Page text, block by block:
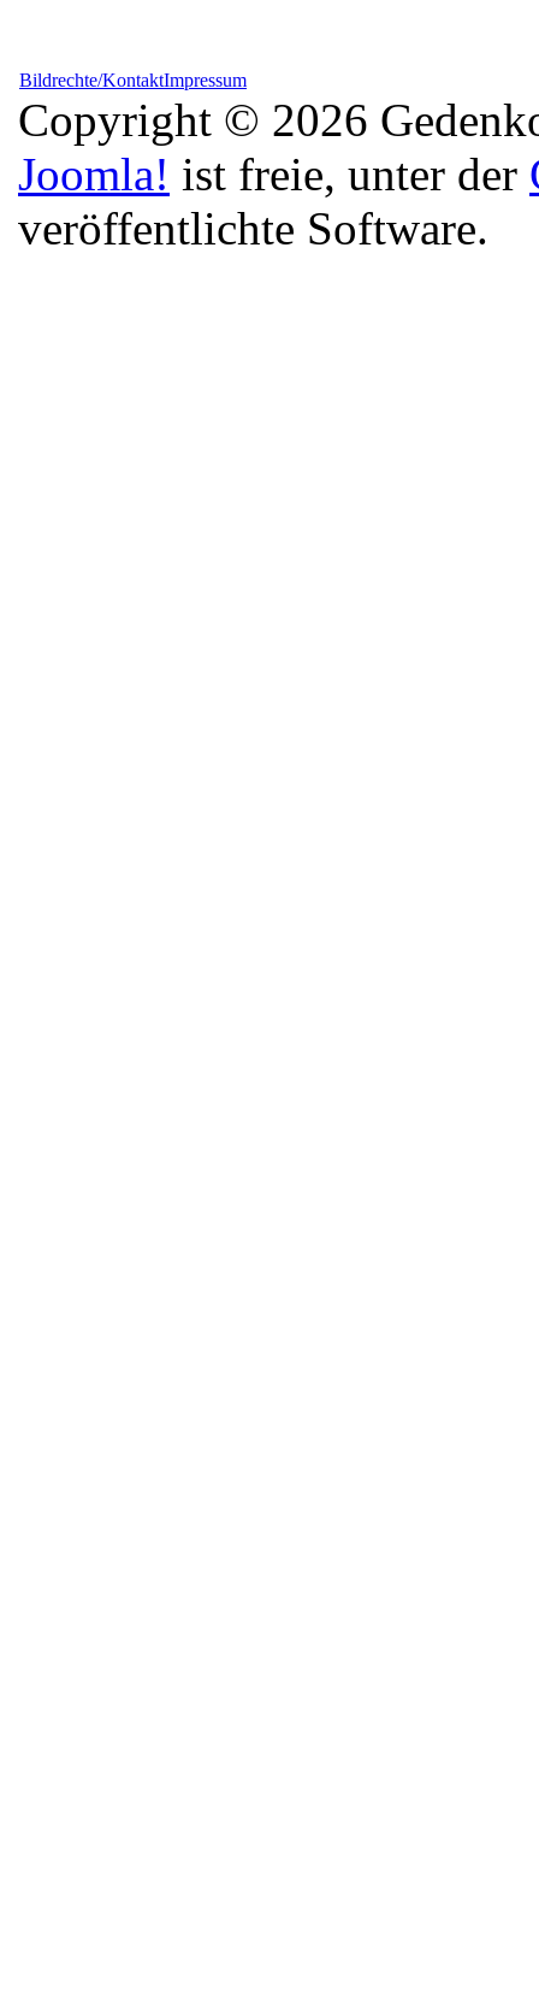
Bildrechte/KontaktImpressum
Copyright © 2026
Joomla! ist freie, unter der
veröffentlichte Software.